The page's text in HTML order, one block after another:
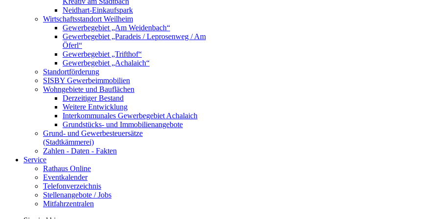
Neidhart-Einkaufspark
Wirtschaftsstandort Weilheim
Gewerbegebiet „Am Weidenbach“
Gewerbegebiet „Paradeis / Leprosenweg / Am
Öferl“
Gewerbegebiet „Trifthof“
Gewerbegebiet „Achalaich“
Standortförderung
SISBY Gewerbeimmobilien
Wohngebiete und Bauflächen
Derzeitiger Bestand
Weitere Entwicklung
Interkommunales Gewerbegebiet Achalaich
Grundstücks- und Immobilienangebote
Grund- und Gewerbesteuersätze
(Stadtkämmerei)
Zahlen - Daten - Fakten
Service
Rathaus Online
Eventkalender
Telefonverzeichnis
Stellenangebote / Jobs
Mitfahrzentralen